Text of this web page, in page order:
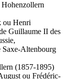
ou Henri
Guillaume II des
Saxe-Altenbourg
(1857-1895)
ou Frédéric-